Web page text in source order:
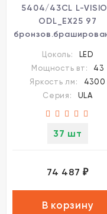
5404/43CL L-
ODL_EX25 97
керамика Люстра
потолочная LED
3000K ULA
Цоколь:
LED
Мощность вт:
43
Яркость лм:
4300
Серия:
ULA
37 шт
74 487₽
В корзину